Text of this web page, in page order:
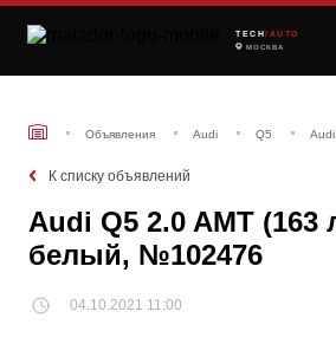
TECH /AUTO
МОСКВА
Объявления Audi Q5
К списку объявлений
Audi Q5 2.0 AMT (163
белый, №102476
04.10.2021 11:00